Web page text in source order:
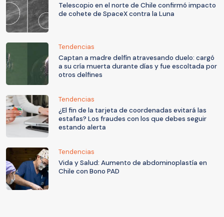
Telescopio en el norte de Chile confirmó impacto
de cohete de SpaceX contra la Luna
Tendencias
Captan a madre delfín atravesando duelo: cargó
a su cría muerta durante días y fue escoltada por
otros delfines
Tendencias
¿El fin de la tarjeta de coordenadas evitará las
estafas? Los fraudes con los que debes seguir
estando alerta
Tendencias
Vida y Salud: Aumento de abdominoplastía en
Chile con Bono PAD